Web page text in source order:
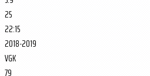
25
22:15
2018-2019
VGK
79